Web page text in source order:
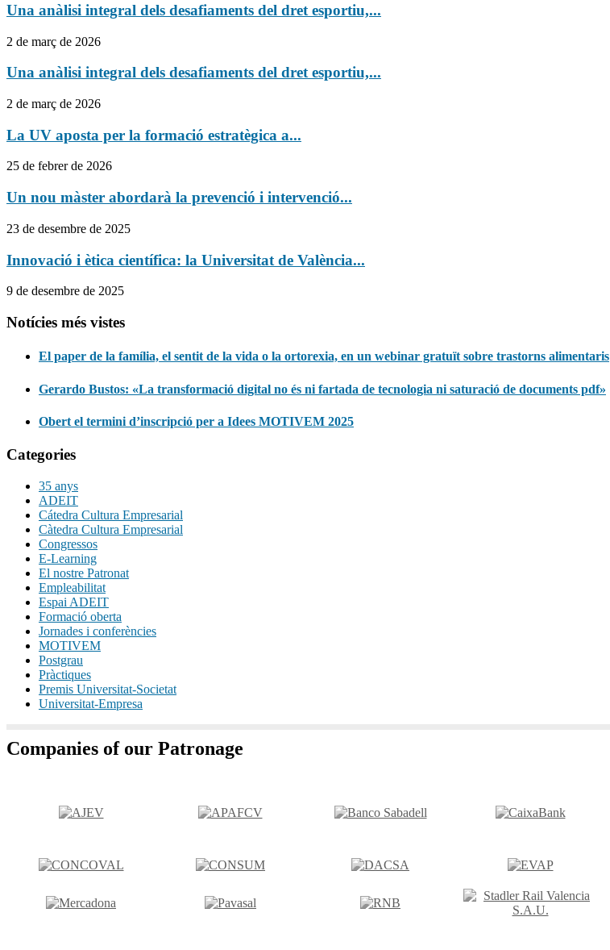
Una anàlisi integral dels desafiaments del dret esportiu,...
2 de març de 2026
Una anàlisi integral dels desafiaments del dret esportiu,...
2 de març de 2026
La UV aposta per la formació estratègica a...
25 de febrer de 2026
Un nou màster abordarà la prevenció i intervenció...
23 de desembre de 2025
Innovació i ètica científica: la Universitat de València...
9 de desembre de 2025
Notícies més vistes
El paper de la família, el sentit de la vida o la ortorexia, en un webinar gratuït sobre trastorns alimentaris
Gerardo Bustos: «La transformació digital no és ni fartada de tecnologia ni saturació de documents pdf»
Obert el termini d’inscripció per a Idees MOTIVEM 2025
Categories
35 anys
ADEIT
Cátedra Cultura Empresarial
Càtedra Cultura Empresarial
Congressos
E-Learning
El nostre Patronat
Empleabilitat
Espai ADEIT
Formació oberta
Jornades i conferències
MOTIVEM
Postgrau
Pràctiques
Premis Universitat-Societat
Universitat-Empresa
Companies of our Patronage